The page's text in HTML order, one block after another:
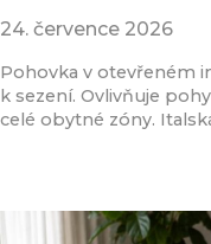
24. července 2026
Pohovka v otevřeném
k sezení. Ovlivňuje
celé obytné zóny.